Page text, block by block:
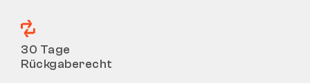
30 Tage
Rückgaberecht